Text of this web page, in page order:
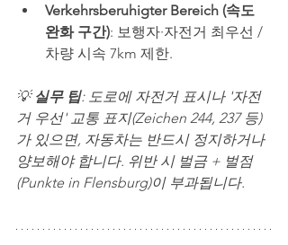
Verkehrsberuhigter Bereich (속도
완화 구간): 보행자·자전거 최우선 /
차량 시속 7km 제한.
💡 실무 팁: 도로에 자전거 표시나 '자전
거 우선' 교통 표지(Zeichen 244, 237 등)
가 있으면, 자동차는 반드시 정지하거나
양보해야 합니다. 위반 시 벌금 + 벌점
(Punkte in Flensburg)이 부과됩니다.